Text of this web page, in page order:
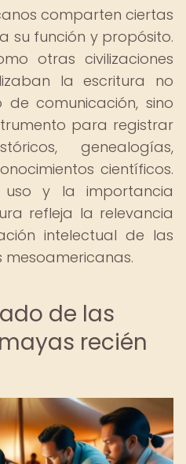
comparten ciertas
su función y propósito.
otras civilizaciones
la escritura no
comunicación, sino
para registrar
genealogías,
científicos.
uso y la importancia
refleja la relevancia
intelectual de las
mesoamericanas.
de las
recién